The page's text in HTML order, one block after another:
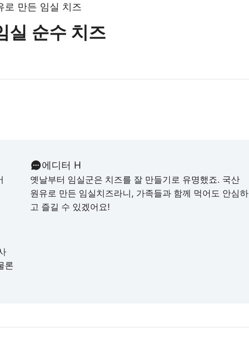
로 만든 임실 치즈
실 순수 치즈
에디터 H
옛날부터 임실군은 치즈를 잘 만들기로 유명했죠. 국산
원유로 만든 임실치즈라니, 가족들과 함께 먹어도 안심하
고 즐길 수 있겠어요!
론